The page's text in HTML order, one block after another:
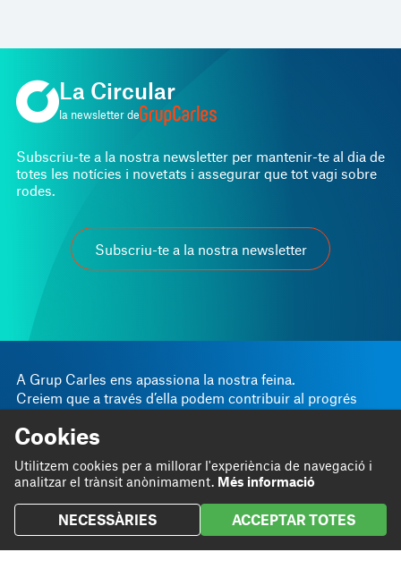
A Grup Carles ens apassiona la nostra feina.
Creiem que a través d’ella podem contribuir al progrés
Som
Fem
Contribuïm
Projectes
Contacte
Twitter
La Circular
la newsletter de
Subscriu-te a la nostra newsletter per mantenir-te al dia de
totes les notícies i novetats i assegurar que tot vagi sobre
rodes.
Subscriu-te a la nostra newsletter
Cookies
Utilitzem cookies per a millorar l'experiència de navegació i
analitzar el trànsit anònimament. Més informació
NECESSÀRIES ACCEPTAR TOTES